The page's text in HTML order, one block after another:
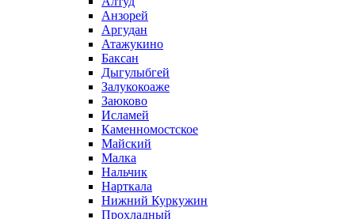
Анзорей
Аргудан
Атажукино
Баксан
Дыгулыбгей
Залукокоаже
Заюково
Исламей
Каменномостское
Майский
Малка
Нальчик
Нарткала
Нижний Куркужин
Прохладный